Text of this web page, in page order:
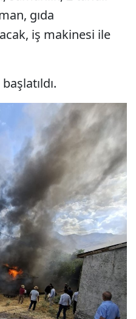
gıda
iş makinesi ile